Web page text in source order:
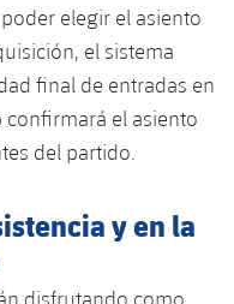
elegir el asiento
el sistema
final de entradas en
confirmará el asiento
del partido.
y en la
disfrutando como